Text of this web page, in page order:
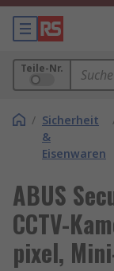
Teile-Nr.
/ Sicherheit
&
Eisenwaren
ABUS
CCTV-
pixel,